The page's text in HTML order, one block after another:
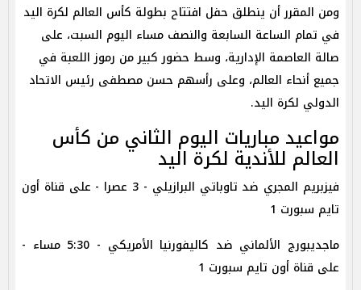
ومن المقرر أن ينطلق حفل افتتاح بطولة كأس العالم لكرة اليد
في تمام الساعة السابعة والنصف مساء اليوم السبت، على
صالة العاصمة الإدارية، وسط حضور كبير من رموز اللعبة في
جميع أنحاء العالم، وعلى رأسهم حسن مصطفى رئيس الاتحاد
الدولي لكرة اليد.
مواعيد مباريات اليوم الثاني من كأس
العالم للأندية لكرة اليد
فيزبريم المجري ضد تاوباتي البرازيلي - 3 عصرا - على قناة أون
تايم سبورت 1
ماجديبورج الألماني ضد كاليفورنيا الأمريكي - 5:30 مساء -
على قناة أون تايم سبورت 1